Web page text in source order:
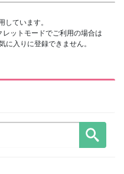
しています。
ットモードでご利用の場合は
入りに登録できません。